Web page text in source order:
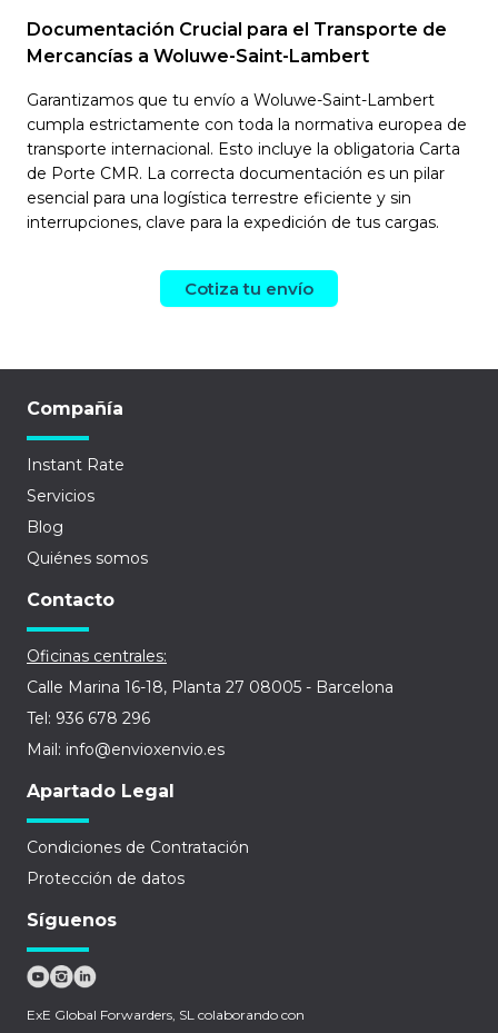
Documentación Crucial para el Transporte de
Mercancías a Woluwe-Saint-Lambert
Garantizamos que tu envío a Woluwe-Saint-Lambert
cumpla estrictamente con toda la normativa europea de
transporte internacional. Esto incluye la obligatoria Carta
de Porte CMR. La correcta documentación es un pilar
esencial para una logística terrestre eficiente y sin
interrupciones, clave para la expedición de tus cargas.
Cotiza tu envío
Compañía
Instant Rate
Servicios
Blog
Quiénes somos
Contacto
Oficinas centrales:
Calle Marina 16-18, Planta 27 08005 - Barcelona
Tel: 936 678 296
Mail: info@envioxenvio.es
Apartado Legal
Condiciones de Contratación
Protección de datos
Síguenos
ExE Global Forwarders, SL colaborando con